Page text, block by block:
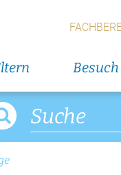
Besuch
Direkteinstieg